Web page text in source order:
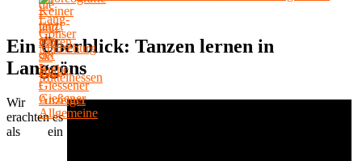
Ein Überblick: Tanzen lernen in
Langgöns
Wir
erachten es
als ein